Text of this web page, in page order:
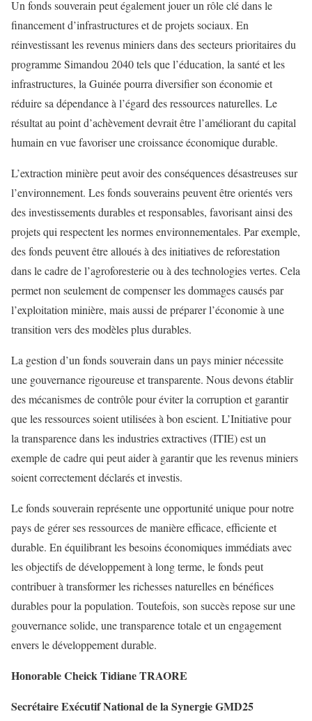
Un fonds souverain peut également jouer un rôle clé dans le
financement d’infrastructures et de projets sociaux. En
réinvestissant les revenus miniers dans des secteurs prioritaires du
programme Simandou 2040 tels que l’éducation, la santé et les
infrastructures, la Guinée pourra diversifier son économie et
réduire sa dépendance à l’égard des ressources naturelles. Le
résultat au point d’achèvement devrait être l’améliorant du capital
humain en vue favoriser une croissance économique durable.
L’extraction minière peut avoir des conséquences désastreuses sur
l’environnement. Les fonds souverains peuvent être orientés vers
des investissements durables et responsables, favorisant ainsi des
projets qui respectent les normes environnementales. Par exemple,
des fonds peuvent être alloués à des initiatives de reforestation
dans le cadre de l’agroforesterie ou à des technologies vertes. Cela
permet non seulement de compenser les dommages causés par
l’exploitation minière, mais aussi de préparer l’économie à une
transition vers des modèles plus durables.
La gestion d’un fonds souverain dans un pays minier nécessite
une gouvernance rigoureuse et transparente. Nous devons établir
des mécanismes de contrôle pour éviter la corruption et garantir
que les ressources soient utilisées à bon escient. L’Initiative pour
la transparence dans les industries extractives (ITIE) est un
exemple de cadre qui peut aider à garantir que les revenus miniers
soient correctement déclarés et investis.
Le fonds souverain représente une opportunité unique pour notre
pays de gérer ses ressources de manière efficace, efficiente et
durable. En équilibrant les besoins économiques immédiats avec
les objectifs de développement à long terme, le fonds peut
contribuer à transformer les richesses naturelles en bénéfices
durables pour la population. Toutefois, son succès repose sur une
gouvernance solide, une transparence totale et un engagement
envers le développement durable.
Honorable Cheick Tidiane TRAORE
Secrétaire Exécutif National de la Synergie GMD25